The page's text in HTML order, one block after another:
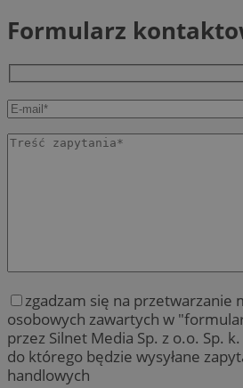
Formularz
zgadzam się na przetwarzanie
osobowych zawartych w
przez Silnet Media Sp. z o.o. Sp.
do którego będzie wysyłane
handlowych